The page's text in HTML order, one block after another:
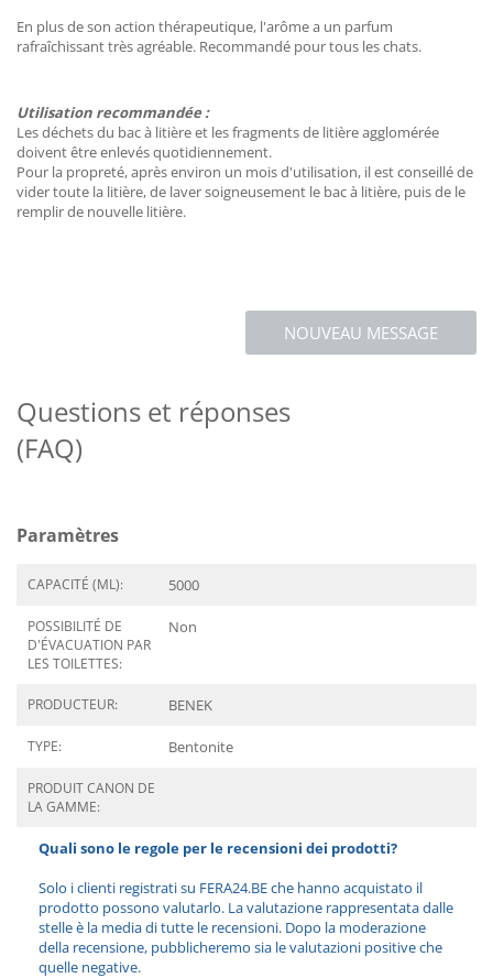
En plus de son action thérapeutique, l'arôme a un parfum
rafraîchissant très agréable. Recommandé pour tous les chats.
Utilisation recommandée :
Les déchets du bac à litière et les fragments de litière agglomérée
doivent être enlevés quotidiennement.
Pour la propreté, après environ un mois d'utilisation, il est conseillé de
vider toute la litière, de laver soigneusement le bac à litière, puis de le
remplir de nouvelle litière.
NOUVEAU MESSAGE
Questions et réponses
(FAQ)
Paramètres
CAPACITÉ (ML): 5000
POSSIBILITÉ DE
D'ÉVACUATION PAR
LES TOILETTES:
Non
PRODUCTEUR: BENEK
TYPE: Bentonite
PRODUIT CANON DE
LA GAMME:
Quali sono le regole per le recensioni dei prodotti?
Solo i clienti registrati su FERA24.BE che hanno acquistato il
prodotto possono valutarlo. La valutazione rappresentata dalle
stelle è la media di tutte le recensioni. Dopo la moderazione
della recensione, pubblicheremo sia le valutazioni positive che
quelle negative.